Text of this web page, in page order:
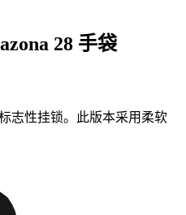
28 手袋
志性挂锁。此版本采用柔软